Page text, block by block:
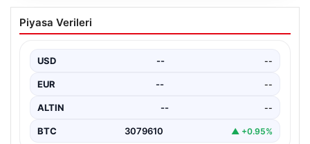
Avcılar Belediyesi’ne operasyon. 12
şüpheli gözaltına alındı
Piyasa Verileri
USD -- --
EUR -- --
ALTIN -- --
BTC 3079610 ▲ +0.95%